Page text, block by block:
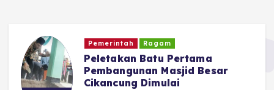
Kriminal dan Hukum
Diduga Edarkan Tembakau
Sintetis, Seorang Pria di Garut
Diamankan Polisi